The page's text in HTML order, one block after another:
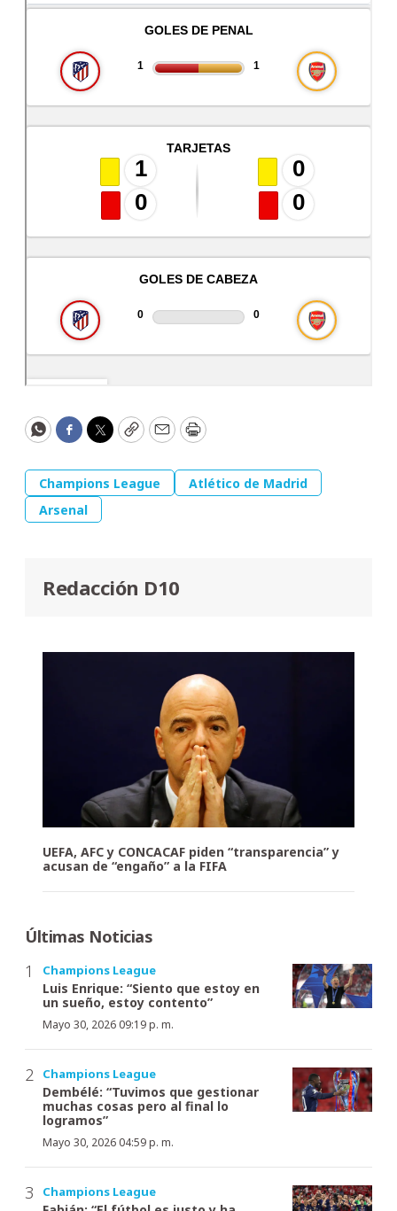
WhatsApp
Facebook
Twitter
CopyEmailPrint
Champions League
Atlético de Madrid
Arsenal
Redacción D10
UEFA, AFC y CONCACAF piden “transparencia” y
acusan de “engaño” a la FIFA
Últimas Noticias
Champions League
Luis Enrique: “Siento que estoy en
un sueño, estoy contento”
Mayo 30, 2026 09:19 p. m.
Champions League
Dembélé: “Tuvimos que gestionar
muchas cosas pero al final lo
logramos”
Mayo 30, 2026 04:59 p. m.
Champions League